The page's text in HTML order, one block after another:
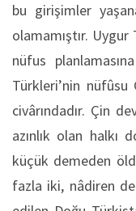
bu girişimler
olamamıştır.
nüfus
Türkleri’nin
civârındadır. Çin
azınlık olan halkı
küçük demeden
fazla iki, nâdiren